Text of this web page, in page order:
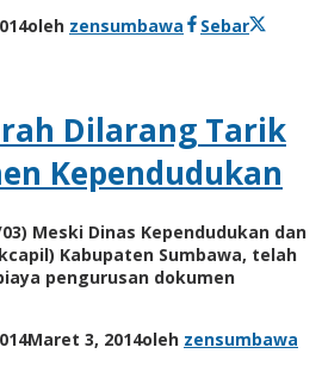
oleh zensumbawa
Sebar
Dilarang Tarik
Kependudukan
Meski Dinas Kependudukan dan
Kabupaten Sumbawa, telah
pengurusan dokumen
Maret 3, 2014oleh zensumbawa